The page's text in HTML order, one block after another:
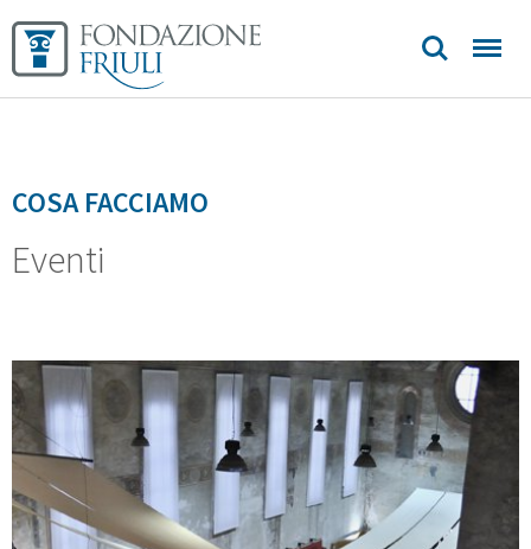
COSA FACCIAMO
Eventi